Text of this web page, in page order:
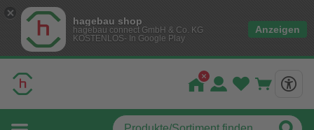
hagebau shop
hagebau connect GmbH & Co. KG
KOSTENLOS- In Google Play
Anzeigen